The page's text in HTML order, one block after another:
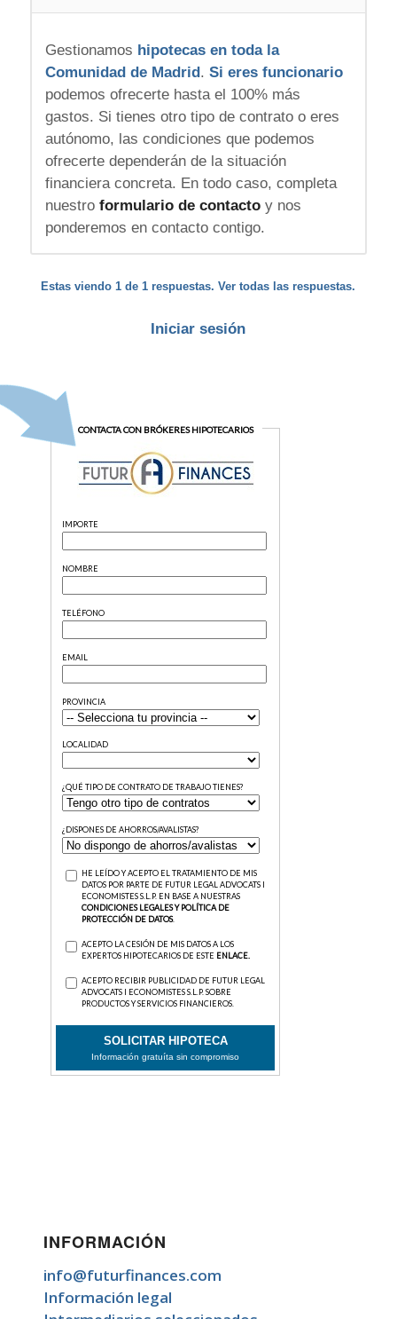
Gestionamos hipotecas en toda la
Comunidad de Madrid . Si eres funcionario
podemos ofrecerte hasta el 100% más
gastos. Si tienes otro tipo de contrato o eres
autónomo, las condiciones que podemos
ofrecerte dependerán de la situación
financiera concreta. En todo caso, completa
nuestro formulario de contactoy nos
ponderemos en contacto contigo.
Estas viendo 1 de 1 respuestas. Ver todas las respuestas.
Iniciar sesión
INFORMACIÓN
info@futurfinances.com
Información legal